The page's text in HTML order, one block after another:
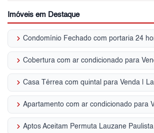
Imóveis em Destaque
keyboard_arrow_right
keyboard_arrow_right
keyboard_arrow_right
keyboard_arrow_right
keyboard_arrow_right Aptos Aceitam Permuta Lauzane Paulista